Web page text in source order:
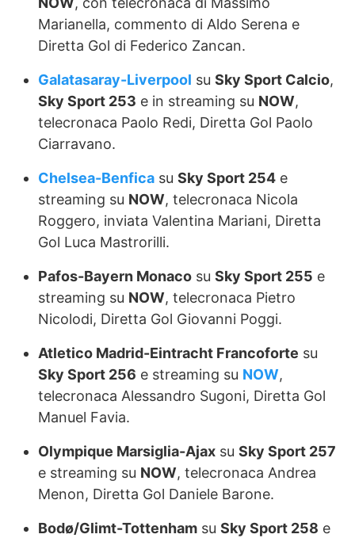
Marianella, commento di Aldo Serena e
Diretta Gol di Federico Zancan.
Galatasaray-Liverpool su Sky Sport Calcio,
Sky Sport 253 e in streaming su NOW,
telecronaca Paolo Redi, Diretta Gol Paolo
Ciarravano.
Chelsea-Benfica su Sky Sport 254 e
streaming su NOW, telecronaca Nicola
Roggero, inviata Valentina Mariani, Diretta
Gol Luca Mastrorilli.
Pafos-Bayern Monaco su Sky Sport 255 e
streaming su NOW, telecronaca Pietro
Nicolodi, Diretta Gol Giovanni Poggi.
Atletico Madrid-Eintracht Francoforte su
Sky Sport 256 e streaming su NOW,
telecronaca Alessandro Sugoni, Diretta Gol
Manuel Favia.
Olympique Marsiglia-Ajax su Sky Sport 257
e streaming su NOW, telecronaca Andrea
Menon, Diretta Gol Daniele Barone.
Bodø/Glimt-Tottenham su Sky Sport 258 e